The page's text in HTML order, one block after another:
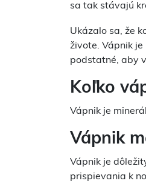
sa tak stávajú
Ukázalo sa, že
živote. Vápnik
podstatné, aby
Koľko
Vápnik je
Vápnik
Vápnik je
prispievania k